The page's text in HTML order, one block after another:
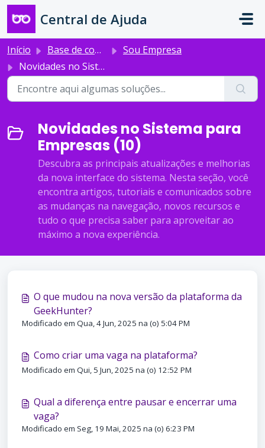
Ir para o conteúdo principal
Central de Ajuda
Início Base de conhecimento
Sou Empresa
Novidades no Sistema para Empresas
Novidades no Sistema para
Empresas (10)
Descubra as principais atualizações e melhorias
da nova interface do sistema. Nesta seção, você
encontra artigos, tutoriais e comunicados sobre
as mudanças na navegação, novos recursos e
tudo o que precisa saber para aproveitar ao
máximo a nova experiência.
O que mudou na nova versão da plataforma da
GeekHunter?
Modificado em Qua, 4 Jun, 2025 na (o) 5:04 PM
Como criar uma vaga na plataforma?
Modificado em Qui, 5 Jun, 2025 na (o) 12:52 PM
Qual a diferença entre pausar e encerrar uma
vaga?
Modificado em Seg, 19 Mai, 2025 na (o) 6:23 PM